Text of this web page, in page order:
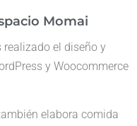
Momai
el diseño y
y Woocommerce
elabora comida